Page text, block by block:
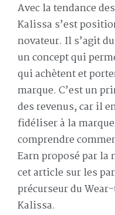
Avec la tendance
Kalissa s’est
novateur. Il s’agit
un concept qui
qui achètent et
marque. C’est un
des revenus, car il
fidéliser à la
comprendre
Earn proposé par la
cet article sur les
précurseur du
Kalissa.